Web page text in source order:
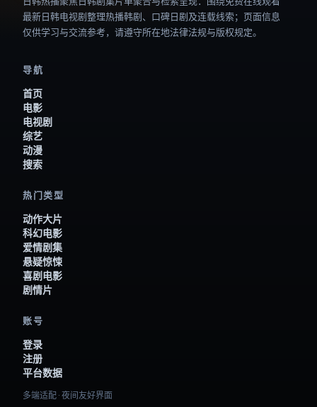
最新日韩电视剧整理热播韩剧、口碑日剧及连载线索；页面信息
仅供学习与交流参考，请遵守所在地法律法规与版权规定。
导航
首页
电影
电视剧
综艺
动漫
搜索
热门类型
动作大片
科幻电影
爱情剧集
悬疑惊悚
喜剧电影
剧情片
账号
登录
注册
平台数据
多端适配 · 夜间友好界面